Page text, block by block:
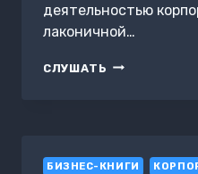
деятельностью
лаконичной…
СЛУШАТЬ
ПРОДУКЦИИ
БИЗНЕС-КНИГИ